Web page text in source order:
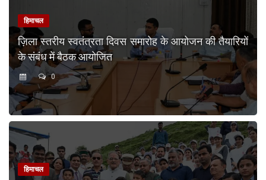
हिमाचल
ज़िला स्तरीय स्वतंत्रता दिवस समारोह के आयोजन की तैयारियों
के संबंध में बैठक आयोजित
0
हिमाचल